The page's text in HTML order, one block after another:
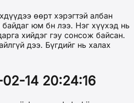
өөрт хэрэгтэй албан
байдаг юм бн лээ. Нэг хүүхэд нь
хийдэг гэу сонсож байсан.
дээ. Бүгдийг нь халах
14 20:24:16